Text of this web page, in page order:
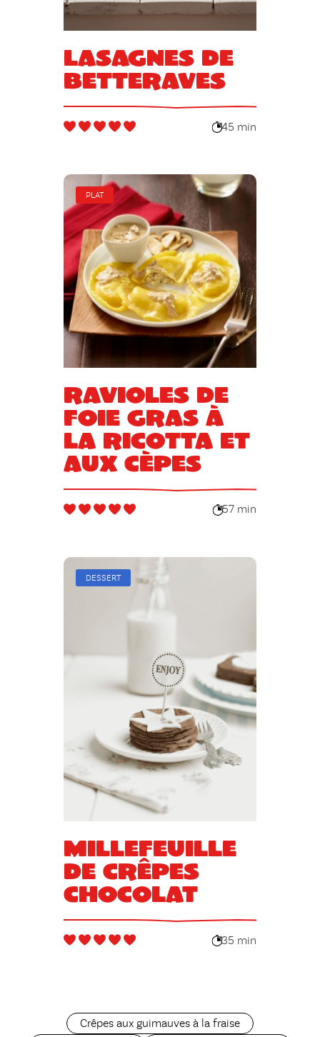
Lasagnes de
betteraves
45 min
PLAT
Ravioles de
foie gras à
la ricotta et
aux cèpes
57 min
DESSERT
Millefeuille
de crêpes
chocolat
35 min
Crêpes aux guimauves à la fraise